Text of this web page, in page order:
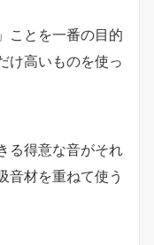
ことを一番の目的
け高いものを使っ
る得意な音がそれ
音材を重ねて使う